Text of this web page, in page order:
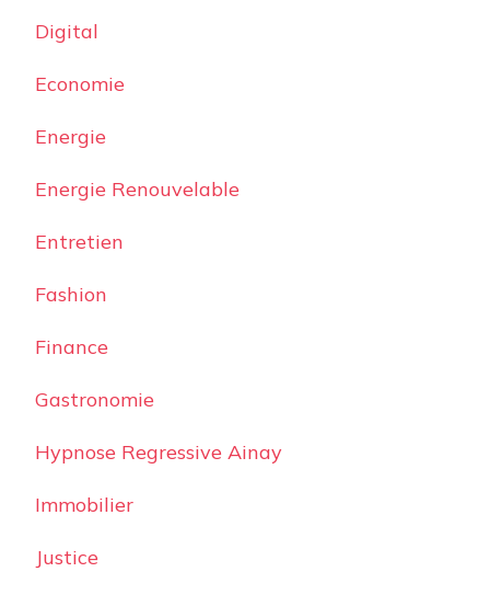
Digital
Economie
Energie
Energie Renouvelable
Entretien
Fashion
Finance
Gastronomie
Hypnose Regressive Ainay
Immobilier
Justice